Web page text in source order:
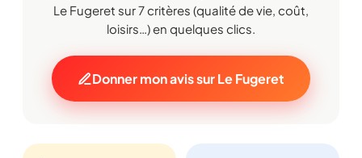
Le Fugeret sur 7 critères (qualité de vie, coût,
loisirs…) en quelques clics.
Donner mon avis sur Le Fugeret